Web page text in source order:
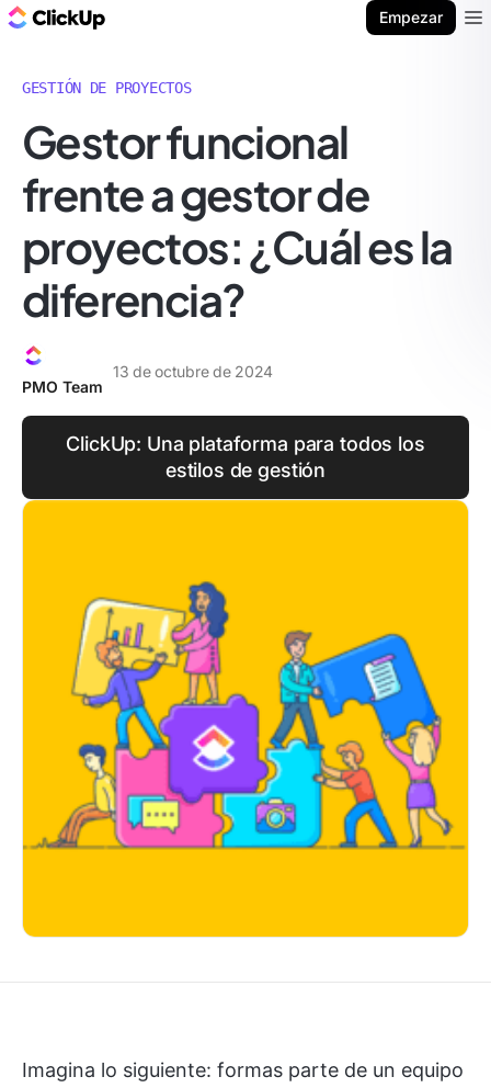
Empezar
GESTIÓN DE PROYECTOS
Gestor funcional
frente a gestor de
proyectos: ¿Cuál es la
diferencia?
PMO Team
13 de octubre de 2024
ClickUp: Una plataforma para todos los
estilos de gestión
Imagina lo siguiente: formas parte de un equipo